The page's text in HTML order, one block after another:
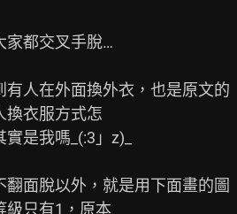
家都交叉手脫…
有人在外面換外衣，也是原文的
換衣服方式怎
是我嗎_(:3」z)_
翻面脫以外，就是用下面畫的圖
級只有1，原本